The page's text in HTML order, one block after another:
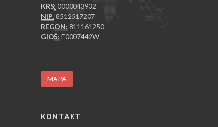
KRS: 0000043932
NIP: 8512517207
REGON: 811161250
GIOŚ: E0007442W
MAPA
KONTAKT